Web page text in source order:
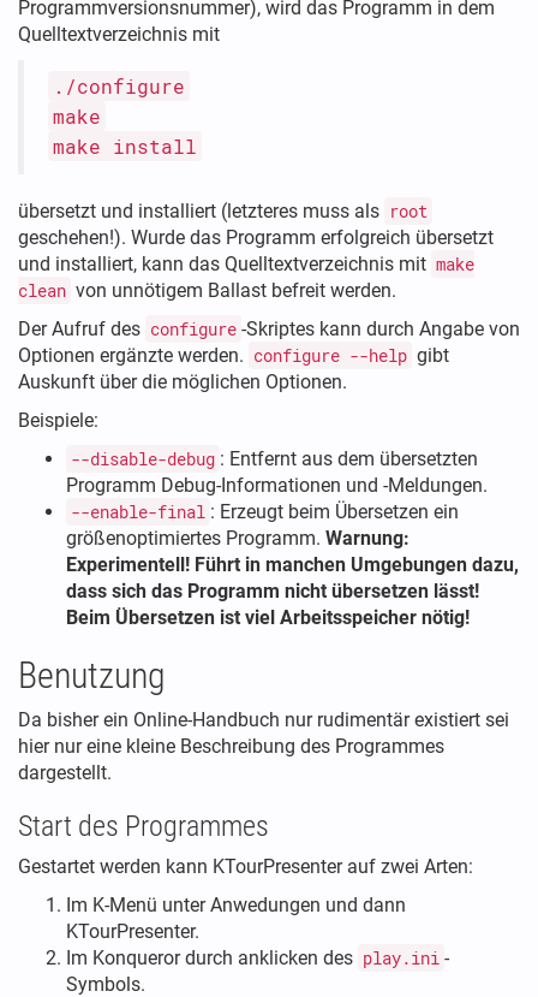
Programmversionsnummer), wird das Programm in dem
Quelltextverzeichnis mit
./configure
make
make install
übersetzt und installiert (letzteres muss als root
geschehen!). Wurde das Programm erfolgreich übersetzt
und installiert, kann das Quelltextverzeichnis mit make
clean von unnötigem Ballast befreit werden.
Der Aufruf des configure -Skriptes kann durch Angabe von
Optionen ergänzte werden. configure --help gibt
Auskunft über die möglichen Optionen.
Beispiele:
--disable-debug : Entfernt aus dem übersetzten
Programm Debug-Informationen und -Meldungen.
--enable-final : Erzeugt beim Übersetzen ein
größenoptimiertes Programm. Warnung:
Experimentell! Führt in manchen Umgebungen dazu,
dass sich das Programm nicht übersetzen lässt!
Beim Übersetzen ist viel Arbeitsspeicher nötig!
Benutzung
Da bisher ein Online-Handbuch nur rudimentär existiert sei
hier nur eine kleine Beschreibung des Programmes
dargestellt.
Start des Programmes
Gestartet werden kann KTourPresenter auf zwei Arten:
Im K-Menü unter Anwedungen und dann
KTourPresenter.
Im Konqueror durch anklicken des play.ini -
Symbols.